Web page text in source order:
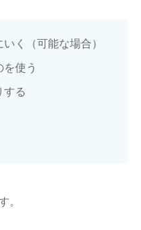
く（可能な場合）
使う
する
。